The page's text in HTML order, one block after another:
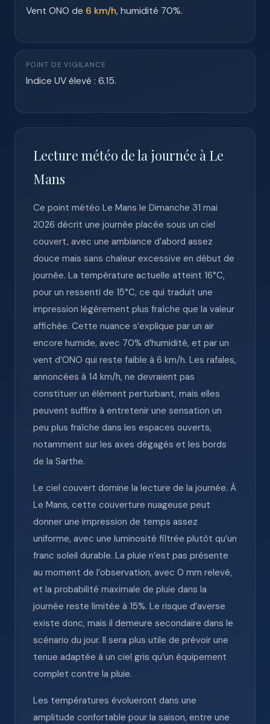
Vent ONO de 6 km/h, humidité 70%.
POINT DE VIGILANCE
Indice UV élevé : 6.15.
Lecture météo de la journée à Le
Mans
Ce point météo Le Mans le Dimanche 31 mai
2026 décrit une journée placée sous un ciel
couvert, avec une ambiance d’abord assez
douce mais sans chaleur excessive en début de
journée. La température actuelle atteint 16°C,
pour un ressenti de 15°C, ce qui traduit une
impression légèrement plus fraîche que la valeur
affichée. Cette nuance s’explique par un air
encore humide, avec 70% d’humidité, et par un
vent d’ONO qui reste faible à 6 km/h. Les rafales,
annoncées à 14 km/h, ne devraient pas
constituer un élément perturbant, mais elles
peuvent suffire à entretenir une sensation un
peu plus fraîche dans les espaces ouverts,
notamment sur les axes dégagés et les bords
de la Sarthe.
Le ciel couvert domine la lecture de la journée. À
Le Mans, cette couverture nuageuse peut
donner une impression de temps assez
uniforme, avec une luminosité filtrée plutôt qu’un
franc soleil durable. La pluie n’est pas présente
au moment de l’observation, avec 0 mm relevé,
et la probabilité maximale de pluie dans la
journée reste limitée à 15%. Le risque d’averse
existe donc, mais il demeure secondaire dans le
scénario du jour. Il sera plus utile de prévoir une
tenue adaptée à un ciel gris qu’un équipement
complet contre la pluie.
Les températures évolueront dans une
amplitude confortable pour la saison, entre une